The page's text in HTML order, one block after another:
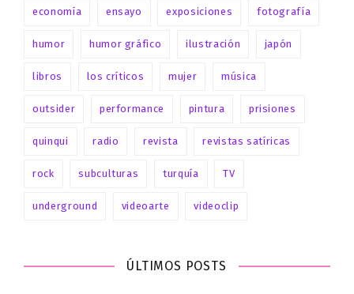
economía ensayo exposiciones fotografía
humor humor gráfico ilustración japón
libros los críticos mujer música
outsider performance pintura prisiones
quinqui radio revista revistas satíricas
rock subculturas turquía TV
underground videoarte videoclip
ÚLTIMOS POSTS